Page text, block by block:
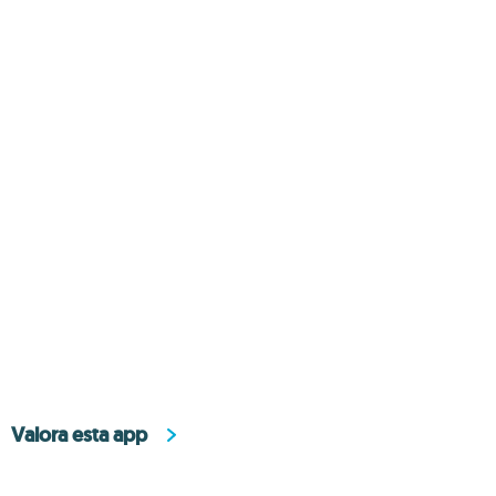
Valora esta app